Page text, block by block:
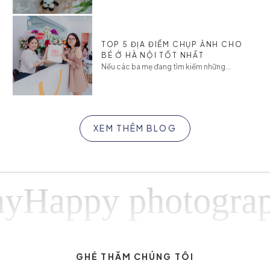
TOP 5 ĐỊA ĐIỂM CHỤP ẢNH CHO
BÉ Ở HÀ NỘI TỐT NHẤT
Nếu các ba mẹ đang tìm kiếm những...
XEM THÊM BLOG
GHÉ THĂM CHÚNG TÔI